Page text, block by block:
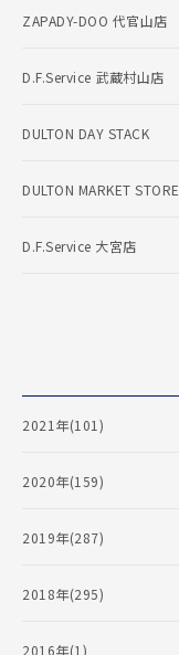
ZAPADY-DOO 代官山店
D.F.Service 武蔵村山店
DULTON DAY STACK
DULTON MARKET STORE
D.F.Service 大宮店
2021年(101)
2020年(159)
2019年(287)
2018年(295)
2016年(1)